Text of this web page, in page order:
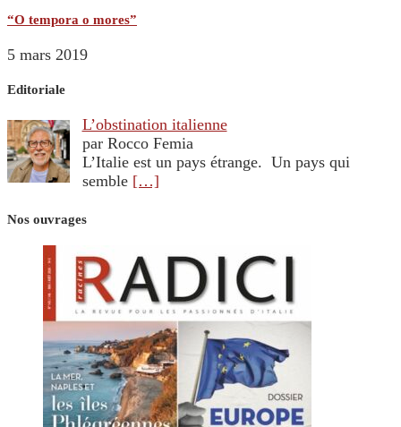
“O tempora o mores”
5 mars 2019
Editoriale
L’obstination italienne
par Rocco Femia
L’Italie est un pays étrange. Un pays qui
semble […]
Nos ouvrages